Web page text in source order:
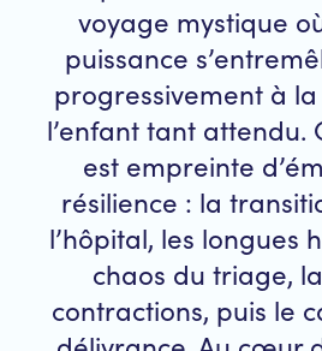
voyage mystique
puissance
progressivement à
l’enfant tant attendu.
est empreinte
résilience : la
l’hôpital, les longues
chaos du triage,
contractions, puis le